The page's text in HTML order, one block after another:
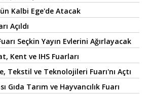
Kalbi Ege'de Atacak
Açıldı
Seçkin Yayın Evlerini Ağırlayacak
Kent ve IHS Fuarları
Tekstil ve Teknolojileri Fuarı'nı Açtı
Gıda Tarım ve Hayvancılık Fuarı